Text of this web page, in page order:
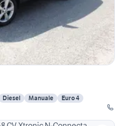
Diesel Manuale
Euro 4